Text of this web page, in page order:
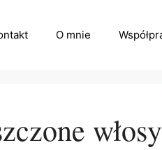
O mnie
włosy